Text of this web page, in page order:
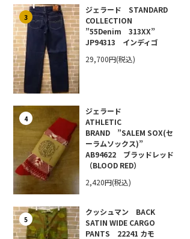
3
ジェラード STANDARD
COLLECTION
”55Denim 313XX”
JP94313 インディゴ
29,700円(税込)
4
ジェラード
ATHLETIC
BRAND ”SALEM SOX(セ
ーラムソックス)”
AB94622 ブラッドレッド
（BLOOD RED）
2,420円(税込)
5
クッシュマン BACK
SATIN WIDE CARGO
PANTS 22241 カモ